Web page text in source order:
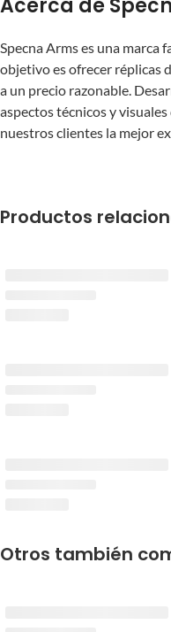
Acerca de
Specna Arms es una marca
objetivo es ofrecer réplicas
a un precio razonable.
aspectos técnicos y
nuestros clientes la mejor
Productos
Otros también